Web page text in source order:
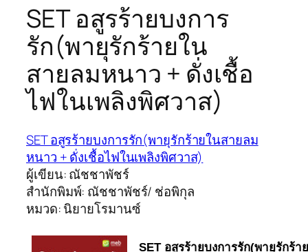
SET อสูรร้ายบงการ
รัก(พายุรักร้ายใน
สายลมหนาว + ดั่งเชื้อ
ไฟในเพลิงพิศวาส)
SET อสูรร้ายบงการรัก(พายุรักร้ายในสายลม
หนาว + ดั่งเชื้อไฟในเพลิงพิศวาส)
ผู้เขียน: ณัชชาพัชร์
สำนักพิมพ์: ณัชชาพัชร์/ ช่อพิกุล
หมวด: นิยายโรมานซ์